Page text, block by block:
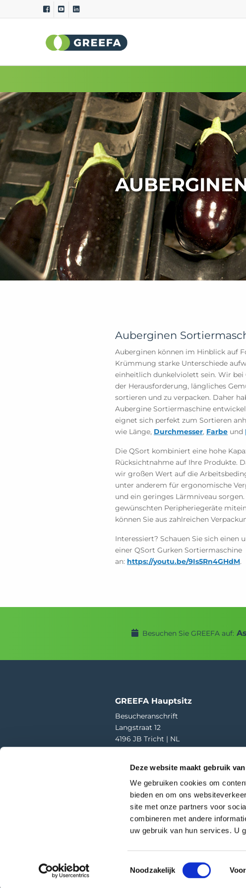
Deze website maakt gebruik
We gebruiken cookies om
bieden en om ons
site met onze partners voor
combineren met andere
uw gebruik van hun services. U
Toestemmingsselectie
Noodzakelijk
Sortiermaschinen
GeoSort Ultimate Clean
CombiSort
SmartSort
EasySort
QSort
Innere Qualität
Spezifisches
Maß- und
Farbe
Gewicht
Krümmung
Auberginen
Auberginen können im Hinblick auf
Krümmung starke Unterschiede
einheitlich dunkelviolett sein. Wir bei
der Herausforderung, längliches
sortieren und zu verpacken. Daher
Aubergine Sortiermaschine
eignet sich perfekt zum Sortieren
wie Länge, Durchmesser, Farbe und
Die QSort kombiniert eine hohe
Rücksichtnahme auf Ihre Produkte.
wir großen Wert auf die
unter anderem für ergonomische
und ein geringes Lärmniveau sorgen.
gewünschten Peripheriegeräte
können Sie aus zahlreichen
Interessiert? Schauen Sie sich einen
einer QSort Gurken Sortiermaschine
an: https://youtu.be/9Is5Rn4GHdM.
Besuchen Sie GREEFA auf:
GREEFA Hauptsitz
Besucheranschrift
Langstraat 12
4196 JB Tricht | NL
info@greefa.com
Handelskammer (NL): 11016475
USt-IdNr.: NL006390493B01
© Copyright –
Cookies